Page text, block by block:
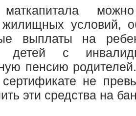
маткапитала
условий,
выплаты на
детей с
пенсию
не
эти средства на